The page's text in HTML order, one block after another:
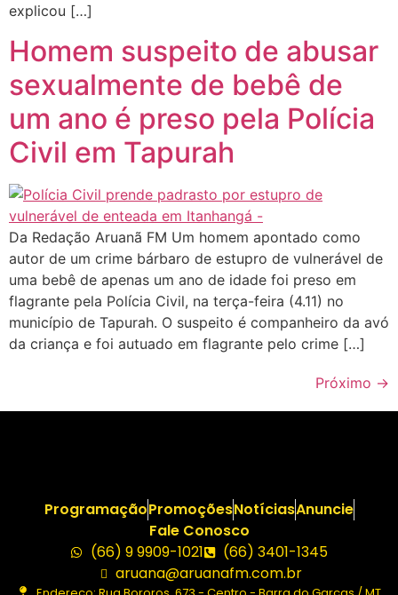
explicou […]
Homem suspeito de abusar
sexualmente de bebê de
um ano é preso pela Polícia
Civil em Tapurah
Da Redação Aruanã FM Um homem apontado como
autor de um crime bárbaro de estupro de vulnerável de
uma bebê de apenas um ano de idade foi preso em
flagrante pela Polícia Civil, na terça-feira (4.11) no
município de Tapurah. O suspeito é companheiro da avó
da criança e foi autuado em flagrante pelo crime […]
Próximo →
ProgramaçãoPromoçõesNotíciasAnuncie
Fale Conosco
(66) 9 9909-1021
(66) 3401-1345
aruana@aruanafm.com.br